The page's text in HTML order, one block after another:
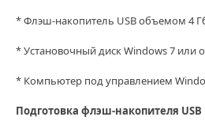
* Флэш-накопитель USB объемом 4
* Установочный диск Windows 7 или
* Компьютер под управлением
Подготовка флэш-накопителя USB